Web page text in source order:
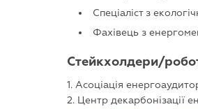
Спеціаліст з
Фахівець з
Стейкхолдери/
1. Асоціація
2. Центр декарбонізації